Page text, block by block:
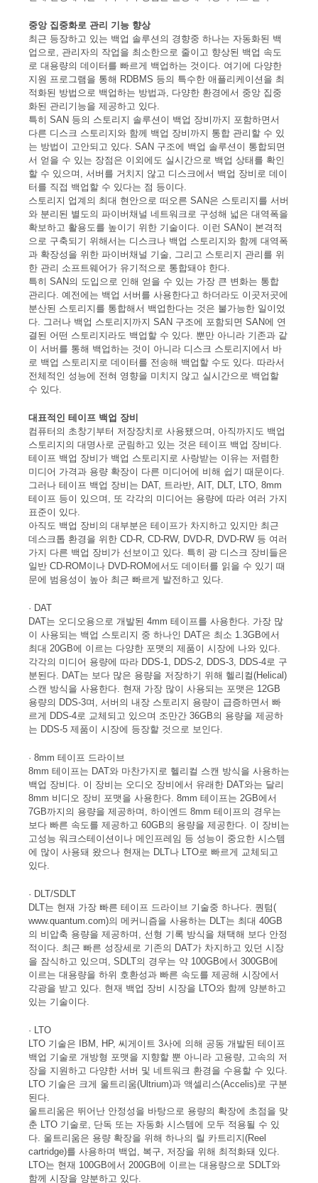
중앙 집중화로 관리 기능 향상
최근 등장하고 있는 백업 솔루션의 경향중 하나는 자동화된 백
업으로, 관리자의 작업을 최소한으로 줄이고 향상된 백업 속도
로 대용량의 데이터를 빠르게 백업하는 것이다. 여기에 다양한
지원 프로그램을 통해 RDBMS 등의 특수한 애플리케이션을 최
적화된 방법으로 백업하는 방법과, 다양한 환경에서 중앙 집중
화된 관리기능을 제공하고 있다.
특히 SAN 등의 스토리지 솔루션이 백업 장비까지 포함하면서
다른 디스크 스토리지와 함께 백업 장비까지 통합 관리할 수 있
는 방법이 고안되고 있다. SAN 구조에 백업 솔루션이 통합되면
서 얻을 수 있는 장점은 이외에도 실시간으로 백업 상태를 확인
할 수 있으며, 서버를 거치지 않고 디스크에서 백업 장비로 데이
터를 직접 백업할 수 있다는 점 등이다.
스토리지 업계의 최대 현안으로 떠오른 SAN은 스토리지를 서버
와 분리된 별도의 파이버채널 네트워크로 구성해 넓은 대역폭을
확보하고 활용도를 높이기 위한 기술이다. 이런 SAN이 본격적
으로 구축되기 위해서는 디스크나 백업 스토리지와 함께 대역폭
과 확장성을 위한 파이버채널 기술, 그리고 스토리지 관리를 위
한 관리 소프트웨어가 유기적으로 통합돼야 한다.
특히 SAN의 도입으로 인해 얻을 수 있는 가장 큰 변화는 통합
관리다. 예전에는 백업 서버를 사용한다고 하더라도 이곳저곳에
분산된 스토리지를 통합해서 백업한다는 것은 불가능한 일이었
다. 그러나 백업 스토리지까지 SAN 구조에 포함되면 SAN에 연
결된 어떤 스토리지라도 백업할 수 있다. 뿐만 아니라 기존과 같
이 서버를 통해 백업하는 것이 아니라 디스크 스토리지에서 바
로 백업 스토리지로 데이터를 전송해 백업할 수도 있다. 따라서
전체적인 성능에 전혀 영향을 미치지 않고 실시간으로 백업할
수 있다.
대표적인 테이프 백업 장비
컴퓨터의 초창기부터 저장장치로 사용됐으며, 아직까지도 백업
스토리지의 대명사로 군림하고 있는 것은 테이프 백업 장비다.
테이프 백업 장비가 백업 스토리지로 사랑받는 이유는 저렴한
미디어 가격과 용량 확장이 다른 미디어에 비해 쉽기 때문이다.
그러나 테이프 백업 장비는 DAT, 트라반, AIT, DLT, LTO, 8mm
테이프 등이 있으며, 또 각각의 미디어는 용량에 따라 여러 가지
표준이 있다.
아직도 백업 장비의 대부분은 테이프가 차지하고 있지만 최근
데스크톱 환경을 위한 CD-R, CD-RW, DVD-R, DVD-RW 등 여러
가지 다른 백업 장비가 선보이고 있다. 특히 광 디스크 장비들은
일반 CD-ROM이나 DVD-ROM에서도 데이터를 읽을 수 있기 때
문에 범용성이 높아 최근 빠르게 발전하고 있다.
· DAT
DAT는 오디오용으로 개발된 4mm 테이프를 사용한다. 가장 많
이 사용되는 백업 스토리지 중 하나인 DAT은 최소 1.3GB에서
최대 20GB에 이르는 다양한 포맷의 제품이 시장에 나와 있다.
각각의 미디어 용량에 따라 DDS-1, DDS-2, DDS-3, DDS-4로 구
분된다. DAT는 보다 많은 용량을 저장하기 위해 헬리컬(Helical)
스캔 방식을 사용한다. 현재 가장 많이 사용되는 포맷은 12GB
용량의 DDS-3며, 서버의 내장 스토리지 용량이 급증하면서 빠
르게 DDS-4로 교체되고 있으며 조만간 36GB의 용량을 제공하
는 DDS-5 제품이 시장에 등장할 것으로 보인다.
· 8mm 테이프 드라이브
8mm 테이프는 DAT와 마찬가지로 헬리컬 스캔 방식을 사용하는
백업 장비다. 이 장비는 오디오 장비에서 유래한 DAT와는 달리
8mm 비디오 장비 포맷을 사용한다. 8mm 테이프는 2GB에서
7GB까지의 용량을 제공하며, 하이엔드 8mm 테이프의 경우는
보다 빠른 속도를 제공하고 60GB의 용량을 제공한다. 이 장비는
고성능 워크스테이션이나 메인프레임 등 성능이 중요한 시스템
에 많이 사용돼 왔으나 현재는 DLT나 LTO로 빠르게 교체되고
있다.
· DLT/SDLT
DLT는 현재 가장 빠른 테이프 드라이브 기술중 하나다. 퀀텀(
www.quantum.com)의 메커니즘을 사용하는 DLT는 최대 40GB
의 비압축 용량을 제공하며, 선형 기록 방식을 채택해 보다 안정
적이다. 최근 빠른 성장세로 기존의 DAT가 차지하고 있던 시장
을 잠식하고 있으며, SDLT의 경우는 약 100GB에서 300GB에
이르는 대용량을 하위 호환성과 빠른 속도를 제공해 시장에서
각광을 받고 있다. 현재 백업 장비 시장을 LTO와 함께 양분하고
있는 기술이다.
· LTO
LTO 기술은 IBM, HP, 씨게이트 3사에 의해 공동 개발된 테이프
백업 기술로 개방형 포맷을 지향할 뿐 아니라 고용량, 고속의 저
장을 지원하고 다양한 서버 및 네트워크 환경을 수용할 수 있다.
LTO 기술은 크게 울트리움(Ultrium)과 액셀리스(Accelis)로 구분
된다.
울트리움은 뛰어난 안정성을 바탕으로 용량의 확장에 초점을 맞
춘 LTO 기술로, 단독 또는 자동화 시스템에 모두 적용될 수 있
다. 울트리움은 용량 확장을 위해 하나의 릴 카트리지(Reel
cartridge)를 사용하며 백업, 복구, 저장을 위해 최적화돼 있다.
LTO는 현재 100GB에서 200GB에 이르는 대용량으로 SDLT와
함께 시장을 양분하고 있다.